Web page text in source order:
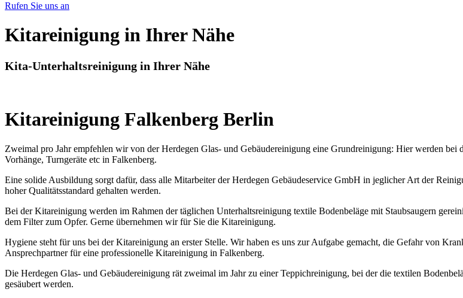
Rufen Sie uns an
Kitareinigung in Ihrer Nähe
Kita-Unterhaltsreinigung in Ihrer Nähe
Kitareinigung Falkenberg Berlin
Zweimal pro Jahr empfehlen wir von der Herdegen Glas- und Gebäudereinigung eine Grundreinigung: Hier werden
Vorhänge, Turngeräte etc in Falkenberg.
Eine solide Ausbildung sorgt dafür, dass alle Mitarbeiter der Herdegen Gebäudeservice GmbH in jeglicher Art der
hoher Qualitätsstandard gehalten werden.
Bei der Kitareinigung werden im Rahmen der täglichen Unterhaltsreinigung textile Bodenbeläge mit Staubsaugern
dem Filter zum Opfer. Gerne übernehmen wir für Sie die Kitareinigung.
Hygiene steht für uns bei der Kitareinigung an erster Stelle. Wir haben es uns zur Aufgabe gemacht, die Gefahr von
Ansprechpartner für eine professionelle Kitareinigung in Falkenberg.
Die Herdegen Glas- und Gebäudereinigung rät zweimal im Jahr zu einer Teppichreinigung, bei der die textilen
gesäubert werden.